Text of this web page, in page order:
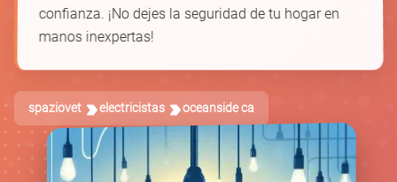
🛠️
confianza. ¡No dejes la seguridad de tu hogar en
manos inexpertas!
spaziovet electricistas oceanside ca